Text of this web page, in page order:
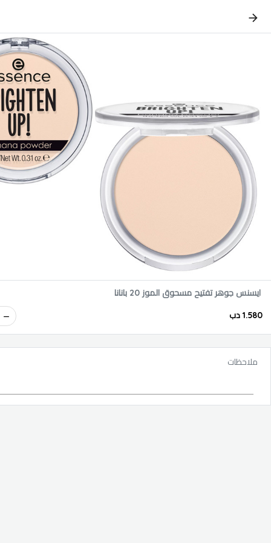
ايسنس جوهر تفتيح مسحوق الموز 20 بانانا
1.580 دب
ملاحظات